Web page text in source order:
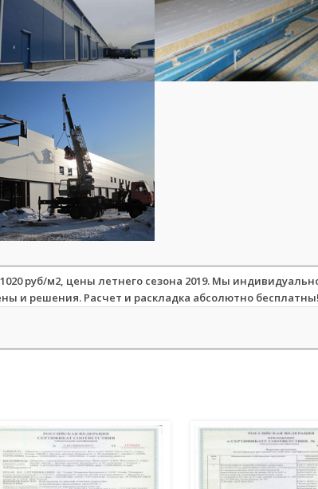
энергию.
сэндвич эффективными при монтаже быстровозводимых
руб/м2, цены летнего сезона 2019. Мы
и решения. Расчет и раскладка абсолютно